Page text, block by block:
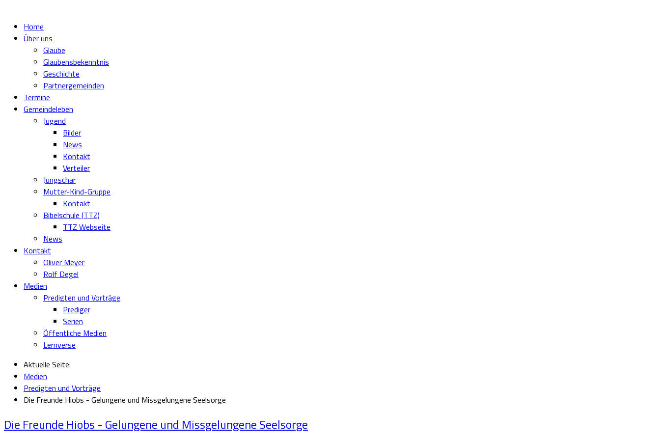
Home
Über uns
Glaube
Glaubensbekenntnis
Geschichte
Partnergemeinden
Termine
Gemeindeleben
Jugend
Bilder
News
Kontakt
Verteiler
Jungschar
Mutter-Kind-Gruppe
Kontakt
Bibelschule (TTZ)
TTZ Webseite
News
Kontakt
Oliver Meyer
Rolf Degel
Medien
Predigten und Vorträge
Prediger
Serien
Öffentliche Medien
Lernverse
Aktuelle Seite:
Medien
Predigten und Vorträge
Die Freunde Hiobs - Gelungene und Missgelungene Seelsorge
Die Freunde Hiobs - Gelungene und Missgelungene Seelsorge